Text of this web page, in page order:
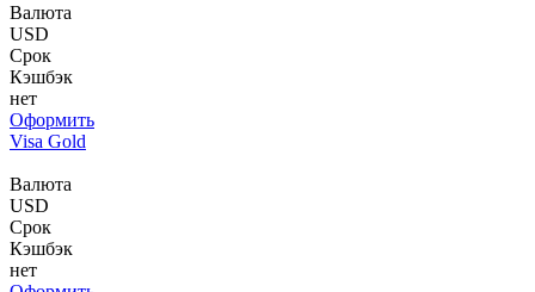
Валюта
USD
Срок
Кэшбэк
нет
Оформить
Visa Gold
Валюта
USD
Срок
Кэшбэк
нет